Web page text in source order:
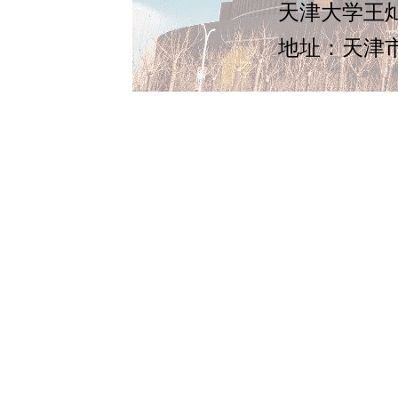
天津大学王
地址：天津